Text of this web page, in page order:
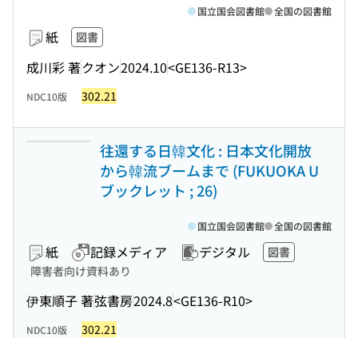
紙 図書
成川彩 著クオン2024.10<GE136-R13>
国立国会図書館 全国の図書館
NDC10版 302.21
往還する日韓文化 : 日本文化開放
から韓流ブームまで (FUKUOKA U
ブックレット ; 26)
紙 記録メディア デジタル
図書
障害者向け資料あり
伊東順子 著弦書房2024.8<GE136-R10>
国立国会図書館 全国の図書館
NDC10版 302.21